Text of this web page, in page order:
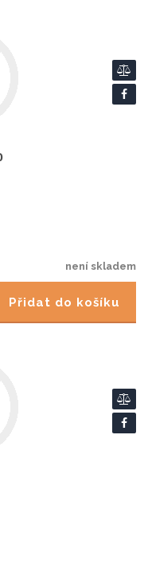
není skladem
Přidat do košíku